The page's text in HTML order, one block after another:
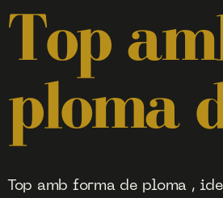
Top
ploma
Top amb forma de ploma ,